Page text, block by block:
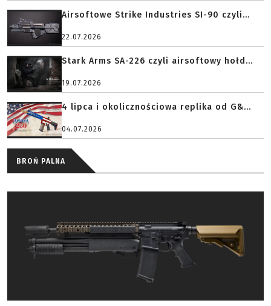
Airsoftowe Strike Industries SI-90 czyli...
22.07.2026
Stark Arms SA-226 czyli airsoftowy hołd...
19.07.2026
4 lipca i okolicznościowa replika od G&...
04.07.2026
BROŃ PALNA